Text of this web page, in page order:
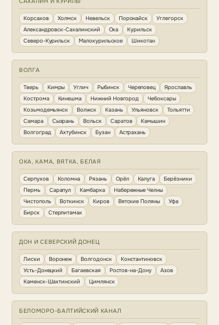
Корсаков Холмск Невельск Поронайск
Углегорск
Александровск-Сахалинский
Оха
Курильск
Северо-Курильск
Малокурильское Шикотан
ВОЛГА
Тверь Кимры Углич Рыбинск Череповец
Ярославль
Кострома
Кинешма Нижний Новгород
Чебоксары
Козьмодемьянск
Волжск Казань Ульяновск
Тольятти
Самара
Сызрань Вольск Саратов
Камышин
Волгоград
Ахтубинск Бузан Астрахань
ОКА, КАМА, ВЯТКА, БЕЛАЯ
Серпухов Коломна Рязань Орёл Калуга
Берёзники
Пермь
Сарапул Камбарка
Набережные Челны
Чистополь
Воткинск Киров Вятские Поляны
Уфа
Бирск
Стерлитамак
ДОН И СЕВЕРСКИЙ ДОНЕЦ
Лиски Воронеж Волгодонск
Константиновск
Усть-Донецкий
Багаевская Ростов-на-Дону
Азов
Каменск-Шахтинский
Цимлянск
БЕЛОМОРО-БАЛТИЙСКИЙ КАНАЛ